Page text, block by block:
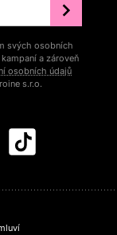
svých osobních
a zároveň
osobních údajů
s.r.o.